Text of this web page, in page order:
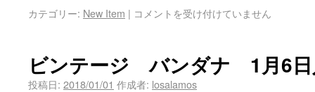
カテゴリー: New Item | コメントを受け付けていません
ビンテージ バンダナ 1月6日
投稿日: 2018/01/01 作成者: losalamos